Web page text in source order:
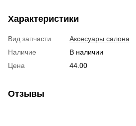
Характеристики
Вид запчасти
Аксесуары салона
Наличие
В наличии
Цена
44.00
Отзывы